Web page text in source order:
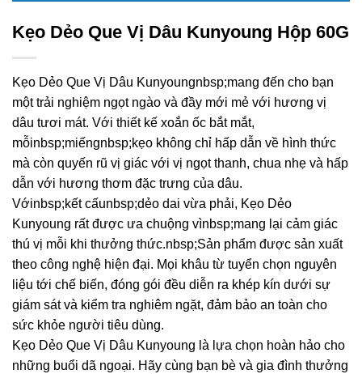
Kẹo Dẻo Que Vị Dâu Kunyoung Hộp 60G
Kẹo Dẻo Que Vị Dâu Kunyoungnbsp;mang đến cho bạn
một trải nghiệm ngọt ngào và đầy mới mẻ với hương vị
dâu tươi mát. Với thiết kế xoắn ốc bắt mắt,
mỗinbsp;miếngnbsp;kẹo không chỉ hấp dẫn về hình thức
mà còn quyến rũ vị giác với vị ngọt thanh, chua nhẹ và hấp
dẫn với hương thơm đặc trưng của dâu.
Vớinbsp;kết cấunbsp;dẻo dai vừa phải, Kẹo Dẻo
Kunyoung rất được ưa chuộng vìnbsp;mang lại cảm giác
thú vị mỗi khi thưởng thức.nbsp;Sản phẩm được sản xuất
theo công nghệ hiện đại. Mọi khâu từ tuyển chọn nguyên
liệu tới chế biến, đóng gói đều diễn ra khép kín dưới sự
giám sát và kiểm tra nghiêm ngặt, đảm bảo an toàn cho
sức khỏe người tiêu dùng.
Kẹo Dẻo Que Vị Dâu Kunyoung là lựa chọn hoàn hảo cho
những buổi dã ngoại. Hãy cùng bạn bè và gia đình thưởng